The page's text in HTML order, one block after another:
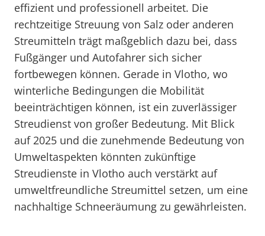
effizient und professionell arbeitet. Die
rechtzeitige Streuung von Salz oder anderen
Streumitteln trägt maßgeblich dazu bei, dass
Fußgänger und Autofahrer sich sicher
fortbewegen können. Gerade in Vlotho, wo
winterliche Bedingungen die Mobilität
beeinträchtigen können, ist ein zuverlässiger
Streudienst von großer Bedeutung. Mit Blick
auf 2025 und die zunehmende Bedeutung von
Umweltaspekten könnten zukünftige
Streudienste in Vlotho auch verstärkt auf
umweltfreundliche Streumittel setzen, um eine
nachhaltige Schneeräumung zu gewährleisten.